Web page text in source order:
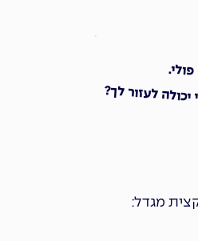
מגדל:
פולי.
יכולה לעזור לך?